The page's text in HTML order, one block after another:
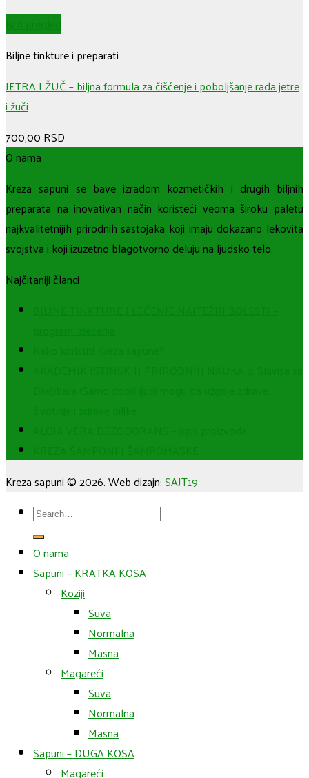
Biljne tinkture i preparati
JETRA I ŽUČ – biljna formula za čišćenje i poboljšanje rada jetre
i žuči
700,00 RSD
O nama
Kreza sapuni se bave izradom kozmetičkih i drugih biljnih
preparata na inovativan način koristeći veoma široku paletu
najkvalitetnijih prirodnih sastojaka koji imaju dokazano lekovita
svojstva i koji izuzetno blagotvorno deluju na ljudsko telo.
Najčitaniji članci
Kreza sapuni © 2026. Web dizajn:SAJT19
Search
for:
O nama
Sapuni – KRATKA KOSA
Koziji
Suva
Normalna
Masna
Magareći
Suva
Normalna
Masna
Sapuni – DUGA KOSA
Magareći